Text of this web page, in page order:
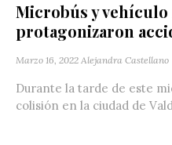
Microbús y
protagonizaron
Marzo 16, 2022 Alejandra Castellano
Durante la tarde de este
colisión en la ciudad de